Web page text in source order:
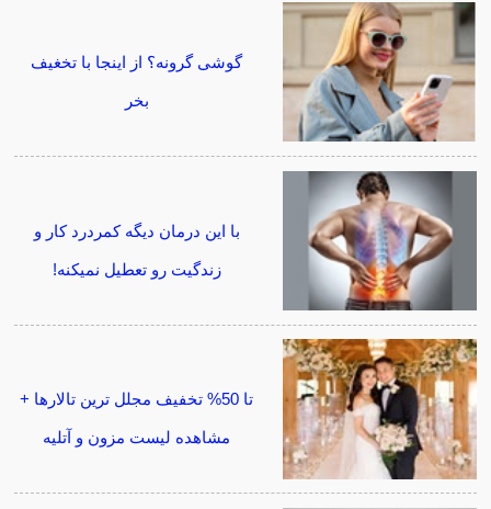
گوشی گرونه؟ از اینجا با تخغیف
بخر
با این درمان دیگه کمردرد کار و
زندگیت رو تعطیل نمیکنه!
تا 50% تخفیف مجلل ترین تالارها +
مشاهده لیست مزون و آتلیه